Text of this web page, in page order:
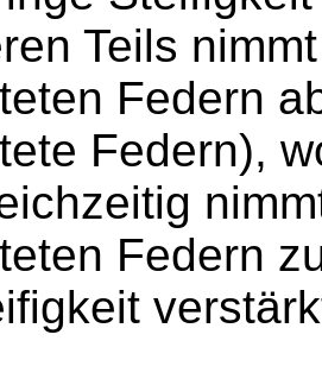
Teils
Federn
Federn),
Federn